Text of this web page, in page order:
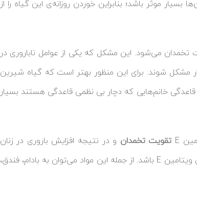
بسیار موثر باشد؛ بنابراین خوردن روزانه‌ی این گیاه را از
می‌شود. این مشکل که یکی از عوامل ناباروری در
مشکل شوند. برای این منظور بهتر است که گیاه شیرین
خانم‌هایی که دچار بی نظمی قاعدگی هستند بسیار
تقویت تخمدان و در نتیجه افزایش باروری در زنان
است؛ بنابراین بهتر است مواد غذایی را مصرف کنید که حاوی مقدار زیادی ویتامین E باشد. از جمله این مواد می‌توان به بادام، فندق،